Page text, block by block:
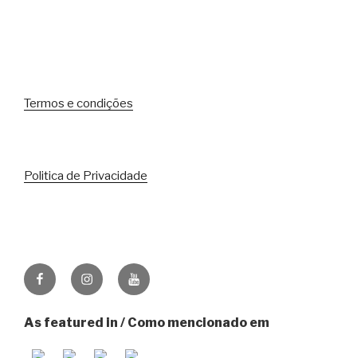
Termos e condições
Politica de Privacidade
FacebookInstagramYoutube
As featured in / Como mencionado em